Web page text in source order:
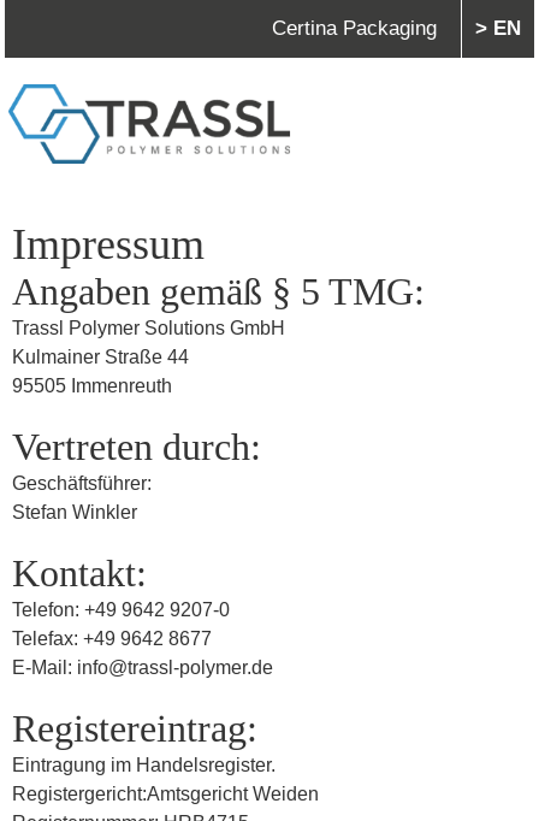
Certina Packaging > EN
Impressum
Angaben gemäß § 5 TMG:
Trassl Polymer Solutions GmbH
Kulmainer Straße 44
95505 Immenreuth
Vertreten durch:
Geschäftsführer:
Stefan Winkler
Kontakt:
Telefon: +49 9642 9207-0
Telefax: +49 9642 8677
E-Mail: info@trassl-polymer.de
Registereintrag:
Eintragung im Handelsregister.
Registergericht:Amtsgericht Weiden